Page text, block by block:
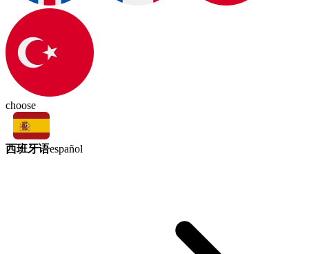
choose
西班牙语español